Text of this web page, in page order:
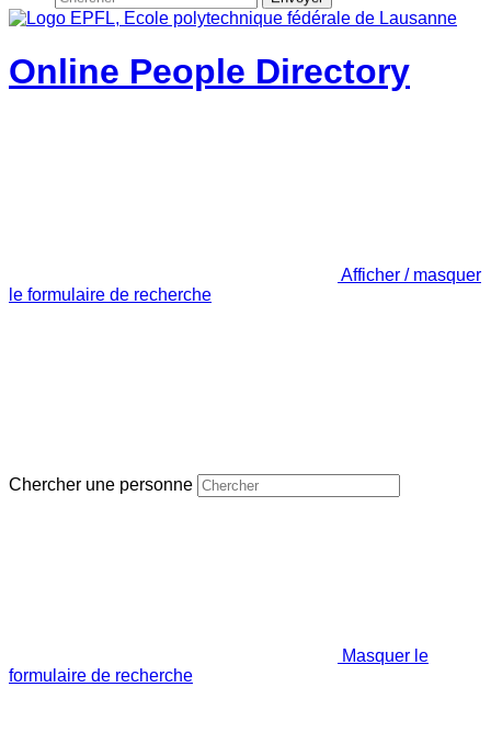
Online People Directory
Afficher / masquer
le formulaire de recherche
Chercher une personne
Masquer le
formulaire de recherche